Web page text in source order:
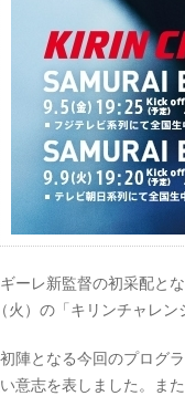
ーレ新監督の初采配と
火）の「キリンチャレ
陣となる今回のプログ
意志を表しました。ま